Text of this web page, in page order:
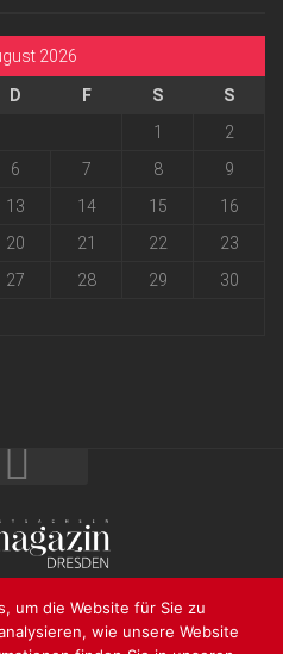
2026
D F S
S
1
2
6 7 8
9
13 14 15
16
20 21 22
23
27 28 29
30
GmbH • Bautzner
• 01324 Dresden
um die Website für Sie zu
wie unsere Website